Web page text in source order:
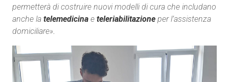
permetterà di costruire nuovi modelli di cura che includano
anche la telemedicina e teleriabilitazione per l’assistenza
domiciliare»